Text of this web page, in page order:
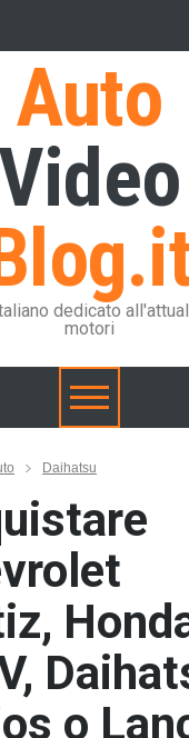
Auto
Video
dedicato
motori
Daihatsu
o